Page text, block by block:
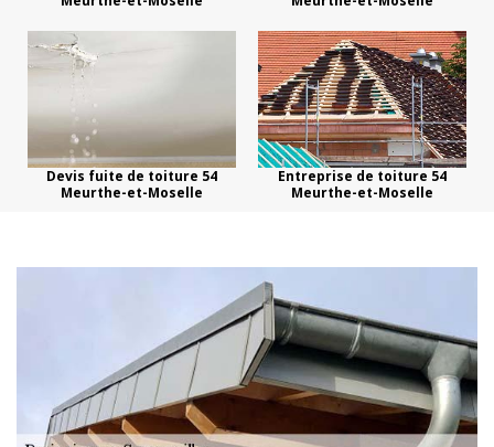
Devis fuite de toiture 54
Meurthe-et-Moselle
Entreprise de toiture 54
Meurthe-et-Moselle